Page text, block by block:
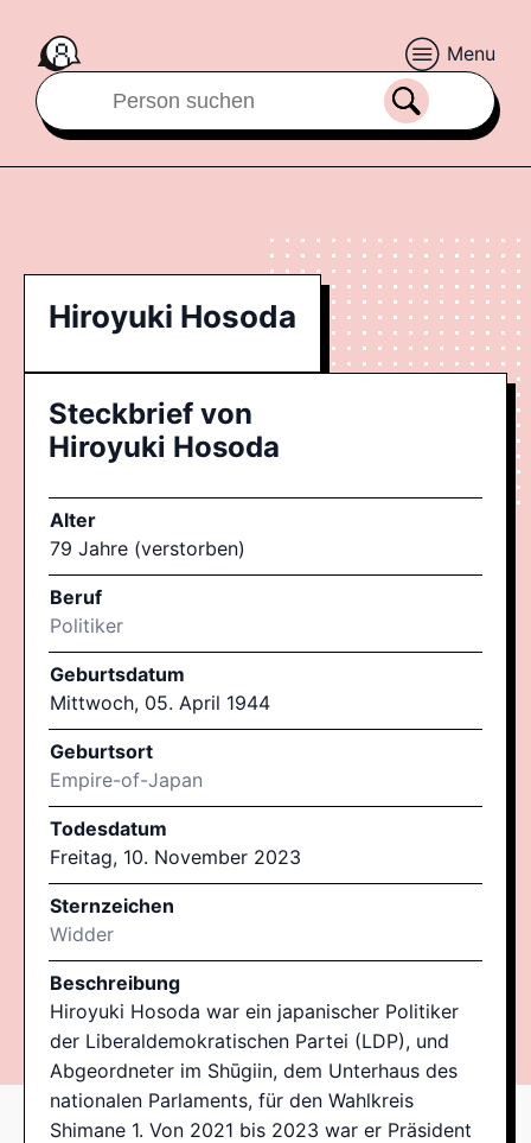
Menu
Hiroyuki Hosoda
Steckbrief von
Hiroyuki Hosoda
Alter
79 Jahre (verstorben)
Beruf
Politiker
Geburtsdatum
Mittwoch, 05. April 1944
Geburtsort
Empire-of-Japan
Todesdatum
Freitag, 10. November 2023
Sternzeichen
Widder
Beschreibung
Hiroyuki Hosoda war ein japanischer Politiker
der Liberaldemokratischen Partei (LDP), und
Abgeordneter im Shūgiin, dem Unterhaus des
nationalen Parlaments, für den Wahlkreis
Shimane 1. Von 2021 bis 2023 war er Präsident